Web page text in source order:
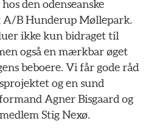
hos den odenseanske
A/B Hunderup Møllepark.
ikke kun bidraget til
også en mærkbar øget
beboere. Vi får gode råd
og en sund
Agner Bisgaard og
Stig Nexø.